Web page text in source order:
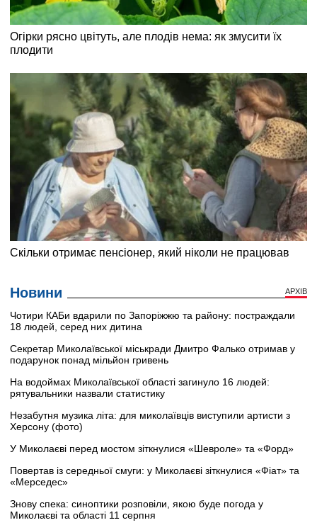
Новини АРХІВ
Чотири КАБи вдарили по Запоріжжю та району: постраждали
18 людей, серед них дитина
Секретар Миколаївської міськради Дмитро Фалько отримав у
подарунок понад мільйон гривень
На водоймах Миколаївської області загинуло 16 людей:
рятувальники назвали статистику
Незабутня музика літа: для миколаївців виступили артисти з
Херсону (фото)
У Миколаєві перед мостом зіткнулися «Шевроле» та «Форд»
Повертав із середньої смуги: у Миколаєві зіткнулися «Фіат» та
«Мерседес»
Знову спека: синоптики розповіли, якою буде погода у
Миколаєві та області 11 серпня